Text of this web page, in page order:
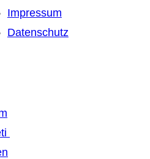
Impressum
Datenschutz